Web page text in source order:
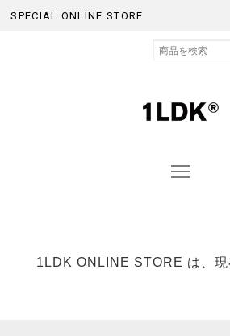
SPECIAL ONLINE STORE
1LDK ONLINE STORE は、現